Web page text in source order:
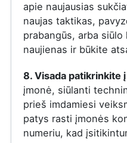
apie naujausias
naujas taktikas,
prabangūs, arba
naujienas ir būkite
8. Visada patikrinkite
įmonė, siūlanti
prieš imdamiesi
patys rasti įmonės
numeriu, kad